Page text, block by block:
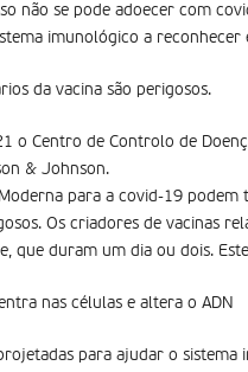
não se pode adoecer com
imunológico a
da vacina são perigosos.
o Centro de Controlo de
& Johnson.
para a covid-19
Os criadores de vacinas
que duram um dia ou dois.
nas células e altera o ADN
para ajudar o